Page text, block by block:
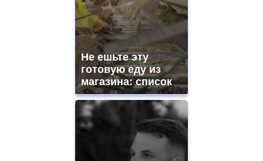
Не ешьте эту
готовую еду из
магазина: список